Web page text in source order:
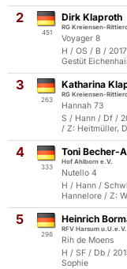
2
451
Dirk Klaproth
RG Kreiensen-
Voyager 8
H / OS / B /
Gestüt
3
263
Katharina
RG Kreiensen-
Hannah 73
S / Hann / Df /
/ Z: Heitmüller,
4
333
Toni Becher-
Hof Ahlborn e.V.
Nutello 4
H / Hann /
Hannelore / Z:
5
298
Heinrich
RFV Harsum u.U.e.V.
Rih de Moens
H / SF / Db /
Sophie